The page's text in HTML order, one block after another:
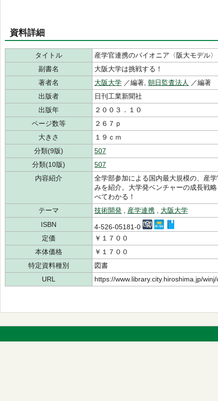
資料詳細
タイトル
産学官連携のパイオニア〈阪大モデル〉
副書名
大阪大学は挑戦する！
著者名
大阪大学 ／編著, 朝日監査法人
／編著
出版者
日刊工業新聞社
出版年
２００３．１０
ページ数等
２６７ｐ
大きさ
１９ｃｍ
分類(9版)
507
分類(10版)
507
内容紹介
全学部参加による国内最大規模の、産
みを紹介。大学発ベンチャーの成長戦
べてわかる！
テーマ
技術開発 産学連携
大阪大学
ISBN
4-526-05181-0
定価
￥１７００
本体価格
￥１７００
特定資料種別
図書
URL
https://www.library.city.hiroshima.jp/